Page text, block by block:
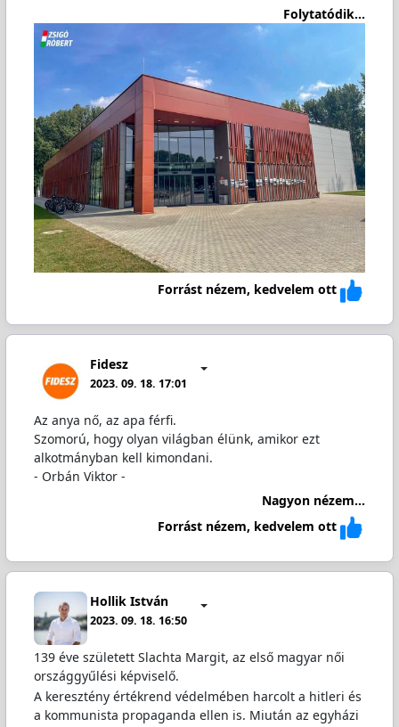
Folytatódik...
Forrást nézem, kedvelem ott
Fidesz
2023. 09. 18. 17:01
Az anya nő, az apa férfi.
Szomorú, hogy olyan világban élünk, amikor ezt
alkotmányban kell kimondani.
- Orbán Viktor -
Nagyon nézem...
Forrást nézem, kedvelem ott
Hollik István
2023. 09. 18. 16:50
139 éve született Slachta Margit, az első magyar női
országgyűlési képviselő.
A keresztény értékrend védelmében harcolt a hitleri és
a kommunista propaganda ellen is. Miután az egyházi